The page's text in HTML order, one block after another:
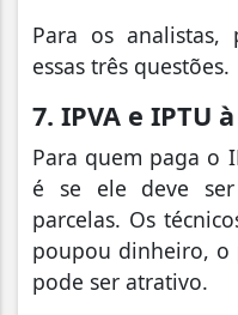
Para os analistas,
essas três questões.
7. IPVA e IPTU
Para quem paga o
é se ele deve
parcelas. Os
poupou dinheiro, o
pode ser atrativo.